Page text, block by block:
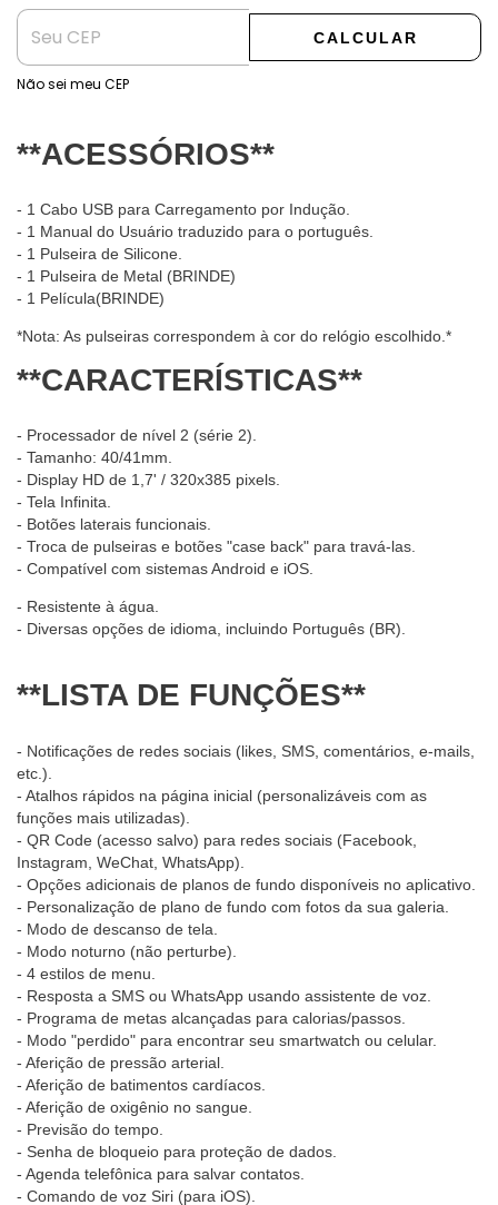
CALCULAR
Não sei meu CEP
**ACESSÓRIOS**
- 1 Cabo USB para Carregamento por Indução.
- 1 Manual do Usuário traduzido para o português.
- 1 Pulseira de Silicone.
- 1 Pulseira de Metal (BRINDE)
- 1 Película(BRINDE)
*Nota: As pulseiras correspondem à cor do relógio escolhido.*
**CARACTERÍSTICAS**
- Processador de nível 2 (série 2).
- Tamanho: 40/41mm.
- Display HD de 1,7' / 320x385 pixels.
- Tela Infinita.
- Botões laterais funcionais.
- Troca de pulseiras e botões "case back" para travá-las.
- Compatível com sistemas Android e iOS.
- Resistente à água.
- Diversas opções de idioma, incluindo Português (BR).
**LISTA DE FUNÇÕES**
- Notificações de redes sociais (likes, SMS, comentários, e-mails,
etc.).
- Atalhos rápidos na página inicial (personalizáveis com as
funções mais utilizadas).
- QR Code (acesso salvo) para redes sociais (Facebook,
Instagram, WeChat, WhatsApp).
- Opções adicionais de planos de fundo disponíveis no aplicativo.
- Personalização de plano de fundo com fotos da sua galeria.
- Modo de descanso de tela.
- Modo noturno (não perturbe).
- 4 estilos de menu.
- Resposta a SMS ou WhatsApp usando assistente de voz.
- Programa de metas alcançadas para calorias/passos.
- Modo "perdido" para encontrar seu smartwatch ou celular.
- Aferição de pressão arterial.
- Aferição de batimentos cardíacos.
- Aferição de oxigênio no sangue.
- Previsão do tempo.
- Senha de bloqueio para proteção de dados.
- Agenda telefônica para salvar contatos.
- Comando de voz Siri (para iOS).